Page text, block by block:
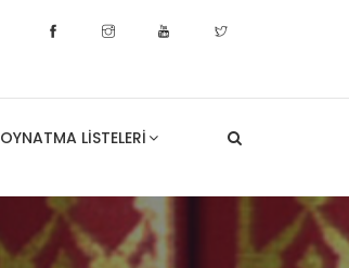
OYNATMA LISTELERI